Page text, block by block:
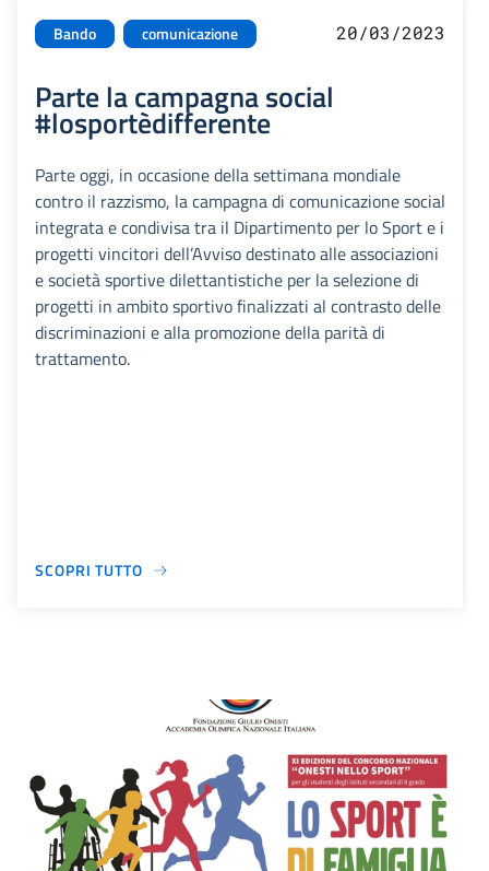
Bando comunicazione 20/03/2023
Parte la campagna social
#losportèdifferente
Parte oggi, in occasione della settimana mondiale
contro il razzismo, la campagna di comunicazione social
integrata e condivisa tra il Dipartimento per lo Sport e i
progetti vincitori dell’Avviso destinato alle associazioni
e società sportive dilettantistiche per la selezione di
progetti in ambito sportivo finalizzati al contrasto delle
discriminazioni e alla promozione della parità di
trattamento.
SCOPRI TUTTO